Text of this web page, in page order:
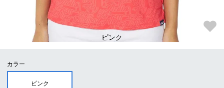
ピンク
カラー
ピンク